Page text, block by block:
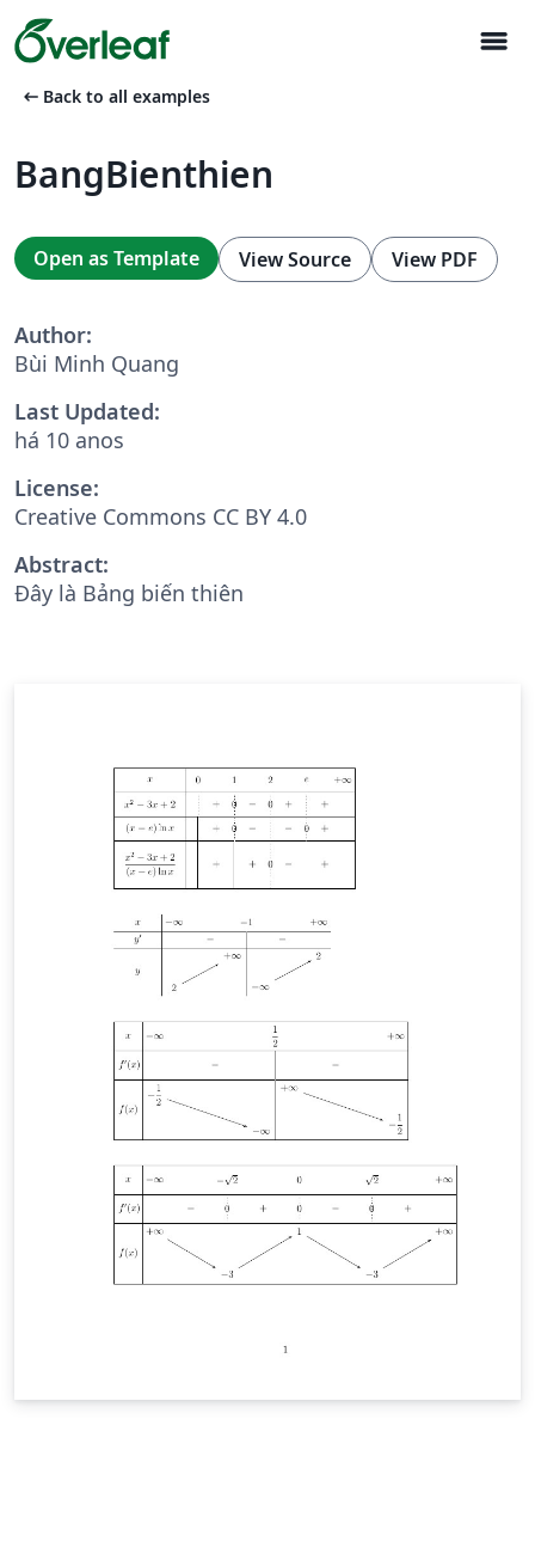
menu
arrow_left_alt Back to all examples
BangBienthien
Open as Template View Source View PDF
Author:
Bùi Minh Quang
Last Updated:
há 10 anos
License:
Creative Commons CC BY 4.0
Abstract:
Đây là Bảng biến thiên